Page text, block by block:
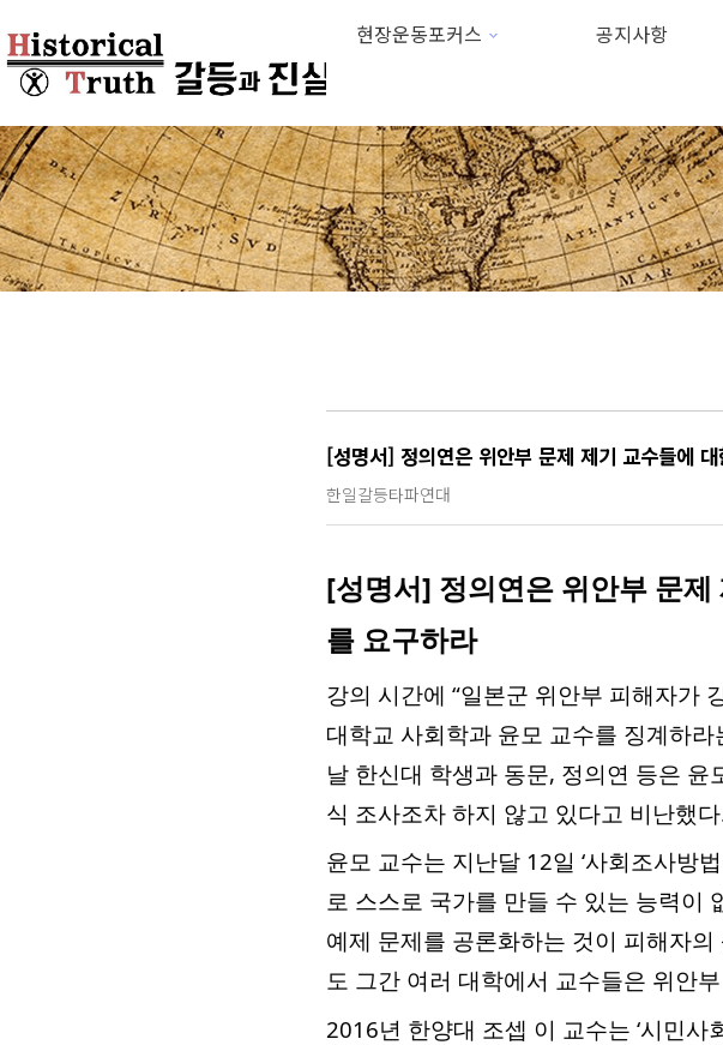
현장운동포커스 공지사항
하위분류
[성명서] 정의연은 위안부 문제 제기 교수들에
한일갈등타파연대
[성명서] 정의연은 위안부 문
를 요구하라
강의 시간에 “일본군 위안부 피해자가
대학교 사회학과 윤모 교수를 징계하
날 한신대 학생과 동문, 정의연 등은
식 조사조차 하지 않고 있다고 비난했
윤모 교수는 지난달 12일 ‘사회조사방
로 스스로 국가를 만들 수 있는 능력이
예제 문제를 공론화하는 것이 피해자
도 그간 여러 대학에서 교수들은 위안
2016년 한양대 조셉 이 교수는 ‘시민사